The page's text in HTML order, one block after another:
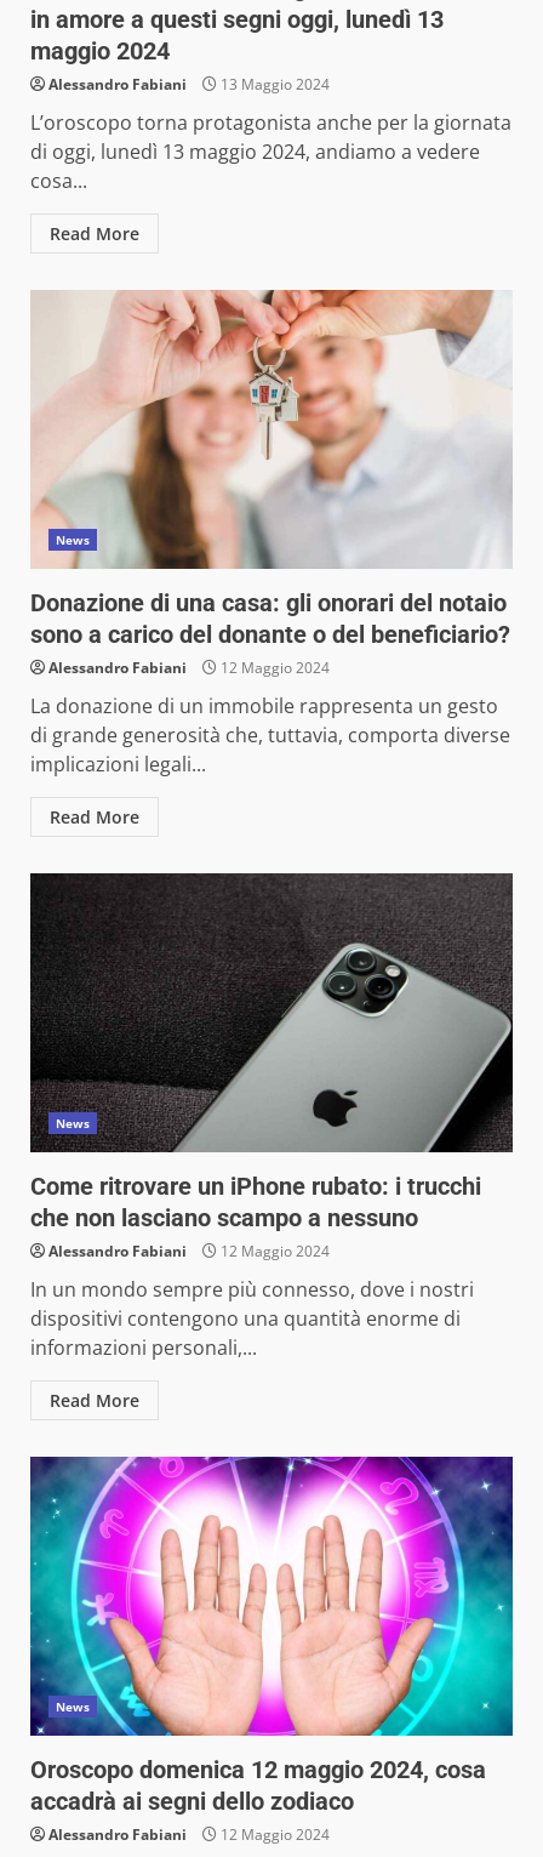
in amore a questi segni oggi, lunedì 13
maggio 2024
Alessandro Fabiani 13 Maggio 2024
L’oroscopo torna protagonista anche per la giornata
di oggi, lunedì 13 maggio 2024, andiamo a vedere
cosa...
Read More
News
Donazione di una casa: gli onorari del notaio
sono a carico del donante o del beneficiario?
Alessandro Fabiani 12 Maggio 2024
La donazione di un immobile rappresenta un gesto
di grande generosità che, tuttavia, comporta diverse
implicazioni legali...
Read More
News
Come ritrovare un iPhone rubato: i trucchi
che non lasciano scampo a nessuno
Alessandro Fabiani 12 Maggio 2024
In un mondo sempre più connesso, dove i nostri
dispositivi contengono una quantità enorme di
informazioni personali,...
Read More
News
Oroscopo domenica 12 maggio 2024, cosa
accadrà ai segni dello zodiaco
Alessandro Fabiani 12 Maggio 2024